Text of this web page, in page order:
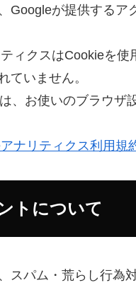
Googleが提供するア
ィクスはCookieを
ていません。
、お使いのブラウザ
ナリティクス利用規
トについて
スパム・荒らし行為